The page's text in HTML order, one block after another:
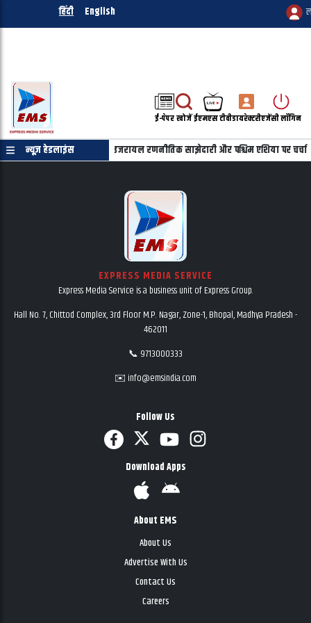
हिंदी English
ई-पेपरखोजेंईएमएस टीवीडायरेक्टरीएजेंसी लॉगिन
न्यूज़ हेडलाइंस
की फोन पर बातचीत, भारत-इजरायल रणनीतिक साझेदारी और पश्चिम एशिया पर चर्चा
EXPRESS MEDIA SERVICE
Express Media Service is a business unit of Express Group.
Hall No. 7, Chittod Complex, 3rd Floor M.P. Nagar, Zone-1, Bhopal, Madhya Pradesh -
462011
📞 9713000333
✉️ info@emsindia.com
Follow Us
Download Apps
About EMS
About Us
Advertise With Us
Contact Us
Careers